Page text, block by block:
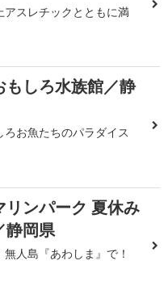
アスレチックとともに満
もしろ水族館／静
ろお魚たちのパラダイス
リンパーク 夏休み
静岡県
人島『あわしま』で！